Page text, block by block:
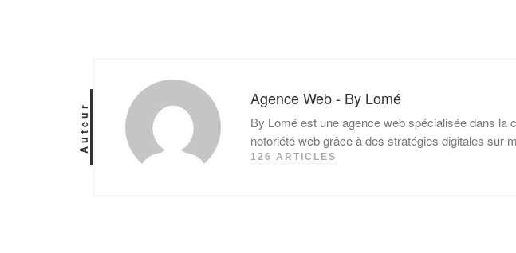
Auteur
Agence Web - By Lomé
By Lomé est une agence web spécialisée dans
notoriété web grâce à des stratégies digitales sur
126 ARTICLES